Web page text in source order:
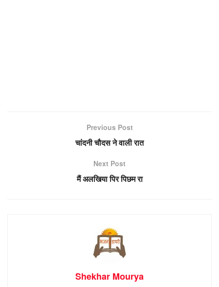
Previous Post
चांदनी चौदस ने वाली रात
Next Post
मैं अलखिया पिर पिछम रा
Shekhar Mourya